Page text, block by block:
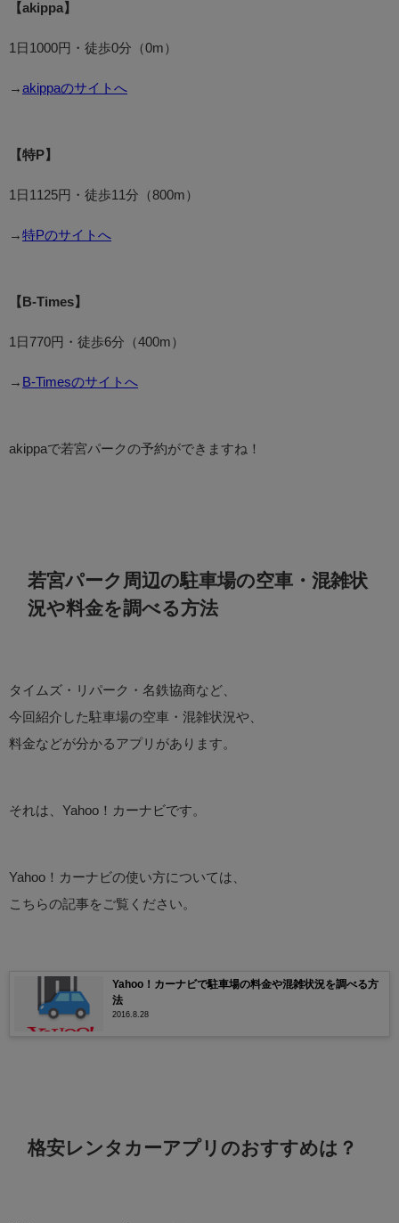
【akippa】
1日1000円・徒歩0分（0m）
→ akippaのサイトへ
【特P】
1日1125円・徒歩11分（800m）
→ 特Pのサイトへ
【B-Times】
1日770円・徒歩6分（400m）
→ B-Timesのサイトへ
akippaで若宮パークの予約ができますね！
若宮パーク周辺の駐車場の空車・混雑状
況や料金を調べる方法
タイムズ・リパーク・名鉄協商など、
今回紹介した駐車場の空車・混雑状況や、
料金などが分かるアプリがあります。
それは、Yahoo！カーナビです。
Yahoo！カーナビの使い方については、
こちらの記事をご覧ください。
Yahoo！カーナビで駐車場の料金や混雑状況を調べる方
法
2016.8.28
格安レンタカーアプリのおすすめは？